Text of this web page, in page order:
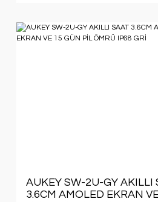
AUKEY SW-2U-GY AKILLI
3.6CM AMOLED EKRAN